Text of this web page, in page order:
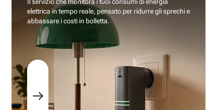
elettrica in tempo reale, pensato per ridurre gli sprechi e
abbassare i costi in bolletta.